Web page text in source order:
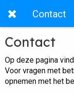
Contact
Contact
Op deze pagina
Voor vragen met
opnemen met het